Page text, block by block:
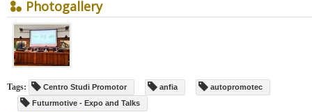
Photogallery
Tags: Centro Studi Promotor anfia
autopromotec
Futurmotive - Expo and Talks